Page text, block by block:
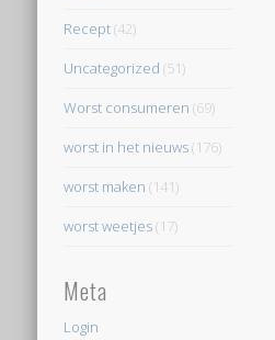
Recept(42)
Uncategorized (51)
Worst consumeren (69)
worst in het nieuws(176)
worst maken (141)
worst weetjes(17)
Meta
Login